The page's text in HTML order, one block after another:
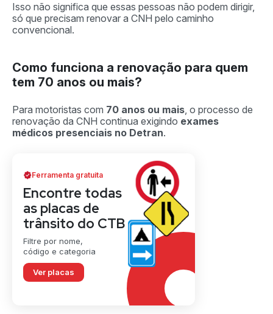
Isso não significa que essas pessoas não podem dirigir,
só que precisam renovar a CNH pelo caminho
convencional.
Como funciona a renovação para quem
tem 70 anos ou mais?
Para motoristas com 70 anos ou mais, o processo de
renovação da CNH continua exigindo exames
médicos presenciais no Detran.
Ferramenta gratuita
Encontre todas
as placas de
trânsito do CTB
Filtre por nome,
código e categoria
Ver placas